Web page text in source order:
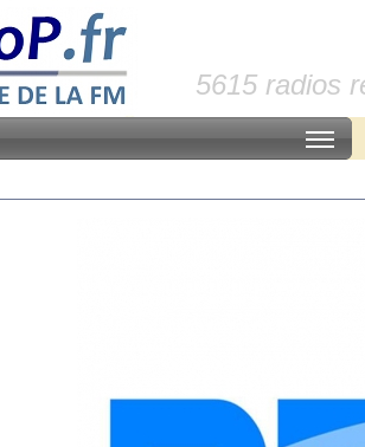
5615 radios